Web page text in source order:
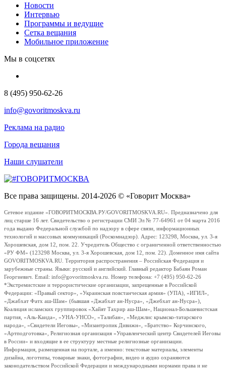
Новости
Интервью
Программы и ведущие
Сетка вещания
Мобильное приложение
Мы в соцсетях
8 (495) 950-62-26
info@govoritmoskva.ru
Реклама на радио
Города вещания
Наши слушатели
Все права защищены. 2014-2026 © «Говорит Москва»
Сетевое издание «ГОВОРИТМОСКВА.РУ/GOVORITMOSKVA.RU». Предназначено для
лиц старше 16 лет. Свидетельство о регистрации СМИ Эл № 77-64961 от 04 марта 2016
года выдано Федеральной службой по надзору в сфере связи, информационных
технологий и массовых коммуникаций (Роскомнадзор). Адрес: 123298, Москва, ул. 3-я
Хорошевская, дом 12, пом. 22. Учредитель Общество с ограниченной ответственностью
«РУ ФМ» (123298 Москва, ул. 3-я Хорошевская, дом 12, пом. 22). Доменное имя сайта
GOVORITMOSKVA.RU. Территория распространения – Российская Федерация и
зарубежные страны. Языки: русский и английский. Главный редактор Бабаян Роман
Георгиевич. Email: info@govoritmoskva.ru. Номер телефона: +7 (495) 950-62-26
*Экстремистские и террористические организации, запрещенные в Российской
Федерации: «Правый сектор», «Украинская повстанческая армия» (УПА), «ИГИЛ»,
«Джабхат Фатх аш-Шам» (бывшая «Джабхат ан-Нусра», «Джебхат ан-Нусра»),
Коалиция исламских группировок «Хайят Тахрир аш-Шам», Национал-Большевистская
партия, «Аль-Каида», «УНА-УНСО», «Талибан», «Меджлис крымско-татарского
народа», «Свидетели Иеговы», «Мизантропик Дивижн», «Братство» Корчинского,
«Артподготовка», Религиозная организация «Управленческий центр Свидетелей Иеговы
в России» и входящие в ее структуру местные религиозные организации.
Информация, размещенная на портале, а именно: текстовые материалы, элементы
дизайна, логотипы, товарные знаки, фотографии, видео и аудио охраняются
законодательством Российской Федерации и международными нормами права и не